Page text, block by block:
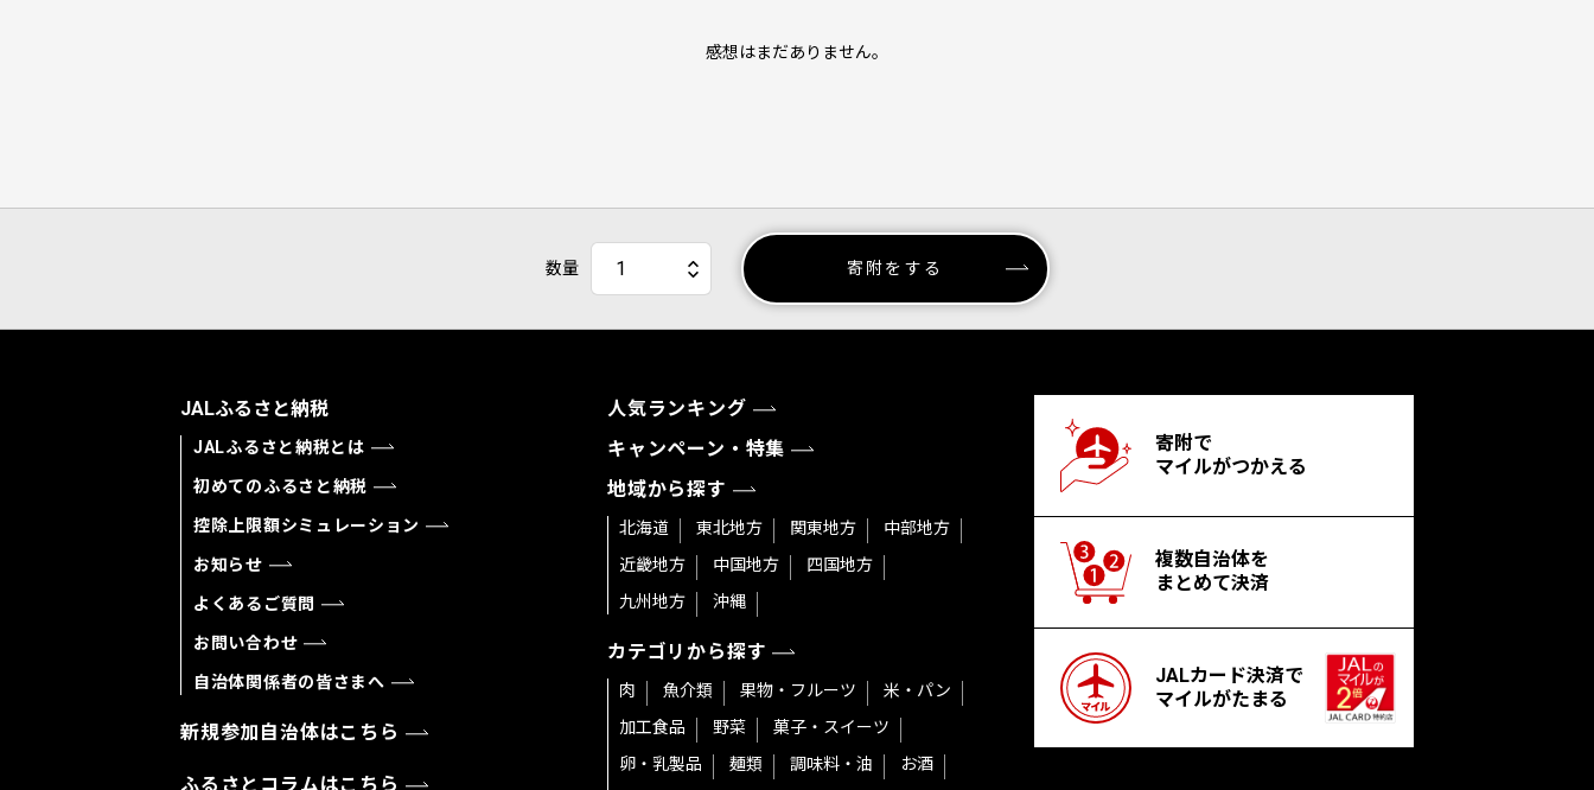
感想はまだありません。
数量 寄附をする
JALふるさと納税
JALふるさと納税とは
初めてのふるさと納税
控除上限額シミュレーション
お知らせ
よくあるご質問
お問い合わせ
自治体関係者の皆さまへ
新規参加自治体はこちら
ふるさとコラムはこちら
人気ランキング
キャンペーン・特集
地域から探す
北海道 東北地方 関東地方
中部地方
近畿地方
中国地方
四国地方
九州地方
沖縄
カテゴリから探す
肉 魚介類 果物・フルーツ
米・パン
加工食品
野菜
菓子・スイーツ
卵・乳製品
麺類 調味料・油 お酒
寄附で
マイルがつかえる
複数自治体を
まとめて決済
JALカード決済で
マイルがたまる